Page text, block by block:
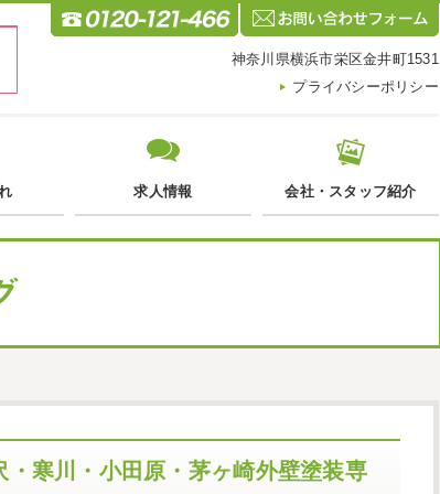
神奈川県横浜市栄区金井町1531
プライバシーポリシー
求人情報 会社・スタッフ紹介
・寒川・小田原・茅ヶ崎外壁塗装専